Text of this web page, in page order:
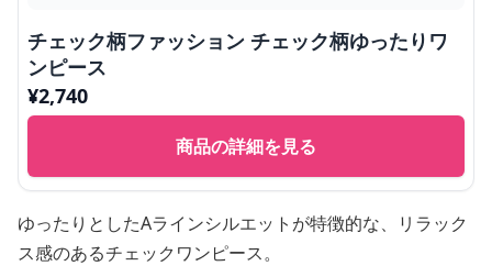
チェック柄ファッション チェック柄ゆったりワ
ンピース
¥2,740
商品の詳細を見る
ゆったりとしたAラインシルエットが特徴的な、リラック
ス感のあるチェックワンピース。